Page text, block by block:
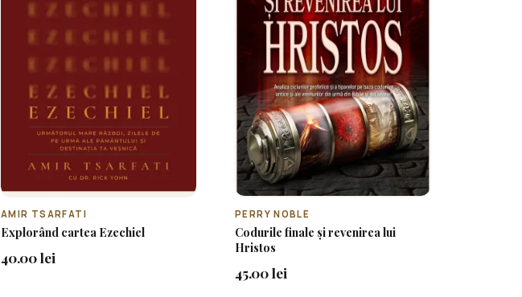
AMIR TSARFATI
Explorând cartea Ezechiel
40.00 lei
PERRY NOBLE
Codurile finale și revenirea lui
Hristos
45.00 lei